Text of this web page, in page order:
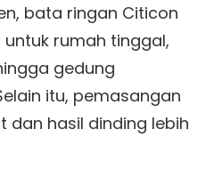
bata ringan Citicon
rumah tinggal,
gedung
itu, pemasangan
dan hasil dinding lebih